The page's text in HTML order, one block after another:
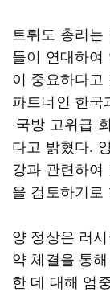
트뤼도 총리
들이 연대하여
이 중요하다고
파트너인 한국
·국방 고위급
다고 밝혔다.
강과 관련하
을 검토하기로
양 정상은 러
약 체결을 통
한 데 대해 엄